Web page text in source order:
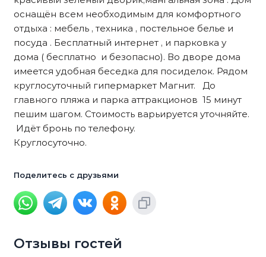
оснащён всем необходимым для комфортного
отдыха : мебель , техника , постельное белье и
посуда . Бесплатный интернет , и парковка у
дома ( бесплатно и безопасно). Во дворе дома
имеется удобная беседка для посиделок. Рядом
круглосуточный гипермаркет Магнит. До
главного пляжа и парка аттракционов 15 минут
пешим шагом. Стоимость варьируется уточняйте.
Идёт бронь по телефону.
Круглосуточно.
Поделитесь с друзьями
Отзывы гостей